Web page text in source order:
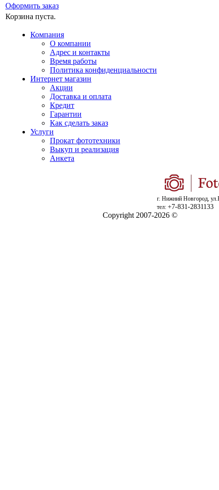
Оформить заказ
Корзина пуста.
Компания
О компании
Адрес и контакты
Время работы
Политика конфиденциальности
Интернет магазин
Акции
Доставка и оплата
Кредит
Гарантии
Как сделать заказ
Услуги
Прокат фототехники
Выкуп и реализация
Анкета
г. Нижний Новгород,
тел: +7-831-2831133
Copyright 2007-2026 ©